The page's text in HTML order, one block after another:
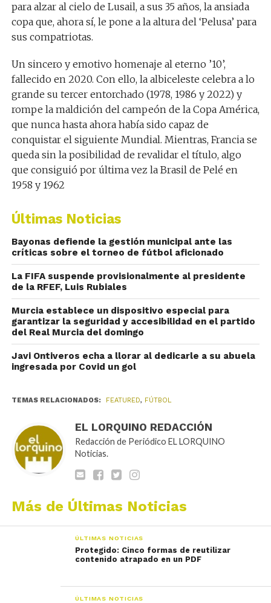
para alzar al cielo de Lusail, a sus 35 años, la ansiada
copa que, ahora sí, le pone a la altura del ‘Pelusa’ para
sus compatriotas.
Un sincero y emotivo homenaje al eterno ’10’,
fallecido en 2020. Con ello, la albiceleste celebra a lo
grande su tercer entorchado (1978, 1986 y 2022) y
rompe la maldición del campeón de la Copa América,
que nunca hasta ahora había sido capaz de
conquistar el siguiente Mundial. Mientras, Francia se
queda sin la posibilidad de revalidar el título, algo
que consiguió por última vez la Brasil de Pelé en
1958 y 1962
Últimas Noticias
Bayonas defiende la gestión municipal ante las
críticas sobre el torneo de fútbol aficionado
La FIFA suspende provisionalmente al presidente
de la RFEF, Luis Rubiales
Murcia establece un dispositivo especial para
garantizar la seguridad y accesibilidad en el partido
del Real Murcia del domingo
Javi Ontiveros echa a llorar al dedicarle a su abuela
ingresada por Covid un gol
TEMAS RELACIONADOS: FEATURED, FÚTBOL
EL LORQUINO REDACCIÓN
Redacción de Periódico EL LORQUINO
Noticias.
Más de Últimas Noticias
ÚLTIMAS NOTICIAS
Protegido: Cinco formas de reutilizar
contenido atrapado en un PDF
ÚLTIMAS NOTICIAS